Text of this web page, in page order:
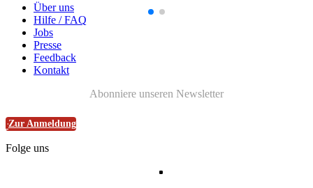
Über uns
Hilfe / FAQ
Jobs
Presse
Feedback
Kontakt
Abonniere unseren Newsletter
Zur Anmeldung
Folge uns